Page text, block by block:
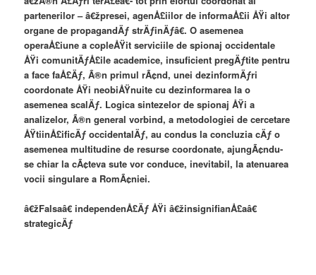
partenerilor – â€žpresei, agenÅ£iilor de informaÅ£ii ÅŸi altor
organe de propagandÄƒ strÄƒinÄƒâ€. O asemenea
operaÅ£iune a copleÅŸit serviciile de spionaj occidentale
ÅŸi comunitÄƒÅ£ile academice, insuficient pregÄƒtite pentru
a face faÅ£Äƒ, Ã®n primul rÃ¢nd, unei dezinformÄƒri
coordonate ÅŸi neobiÅŸnuite cu dezinformarea la o
asemenea scalÄƒ. Logica sintezelor de spionaj ÅŸi a
analizelor, Ã®n general vorbind, a metodologiei de cercetare
ÅŸtiinÅ£ificÄƒ occidentalÄƒ, au condus la concluzia cÄƒ o
asemenea multitudine de resurse coordonate, ajungÃ¢ndu-
se chiar la cÃ¢teva sute vor conduce, inevitabil, la atenuarea
vocii singulare a RomÃ¢niei.
â€žFalsaâ€ independenÅ£Äƒ ÅŸi â€žinsignifianÅ£aâ€
strategicÄƒ